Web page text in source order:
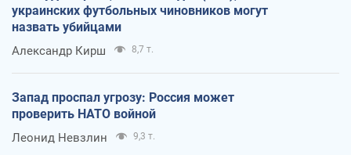
украинских футбольных чиновников могут
назвать убийцами
Александр Кирш 8,7 т.
Запад проспал угрозу: Россия может
проверить НАТО войной
Леонид Невзлин 9,3 т.